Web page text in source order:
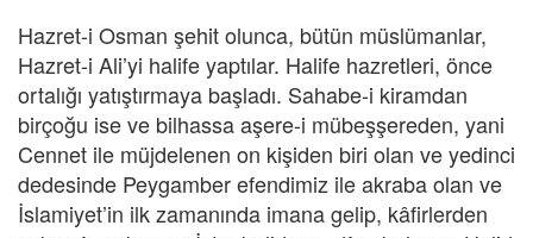
Hazret-i Osman şehit olunca, bütün müslümanlar,
Hazret-i Ali’yi halife yaptılar. Halife hazretleri, önce
ortalığı yatıştırmaya başladı. Sahabe-i kiramdan
birçoğu ise ve bilhassa aşere-i mübeşşereden, yani
Cennet ile müjdelenen on kişiden biri olan ve yedinci
dedesinde Peygamber efendimiz ile akraba olan ve
İslamiyet’in ilk zamanında imana gelip, kâfirlerden